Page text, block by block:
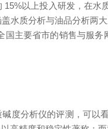
15%以上投入研发，在水
水质分析与油品分析两
国主要省市的销售与服
度分析仪的评测，可以